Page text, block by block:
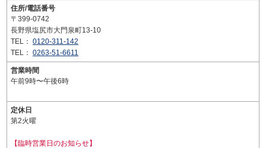
住所/電話番号
〒399-0742
長野県塩尻市大門泉町13-10
TEL： 0120-311-142
TEL： 0263-51-6611
営業時間
午前9時〜午後6時
定休日
第2火曜
【臨時営業日のお知らせ】